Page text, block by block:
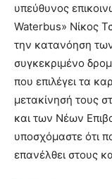
υπεύθυνος
Waterbus» Νίκος
την κατανόηση
συγκεκριμένο
που επιλέγει τα
μετακίνησή τους
και των Νέων
υποσχόμαστε ότι
επανέλθει στους